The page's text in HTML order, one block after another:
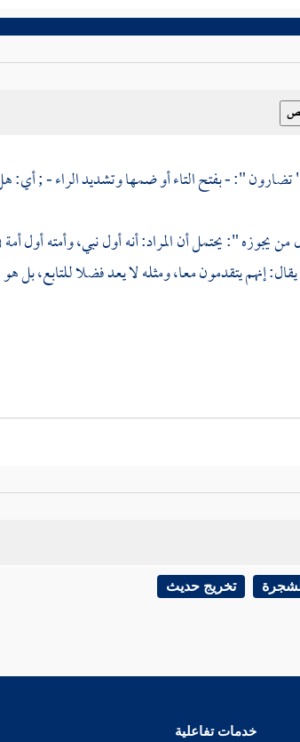
": - بفتح التاء أو ضمها وتشديد الراء - ; أي:
يجوزه ": يحتمل أن المراد: أنه أول نبي، وأمته أول أمة
إنهم يتقدمون معا، ومثله لا يعد فضلا للتابع، بل
تخريج حديث
خدمات تفاعلية